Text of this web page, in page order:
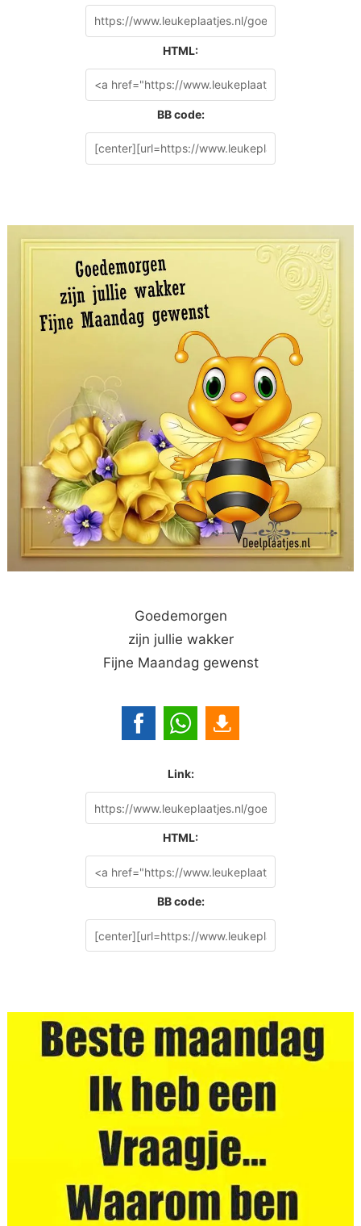
HTML:
BB code:
Goedemorgen
zijn jullie wakker
Fijne Maandag gewenst
Link:
HTML:
BB code: